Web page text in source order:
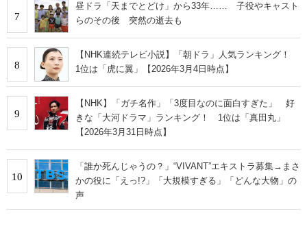
7
昼ドラ「天までとどけ」から33年…… 子役やキャスト
らのその後 突然の逝去も
8
【NHK連続テレビ小説】「朝ドラ」人気ランキング！
1位は「虎に翼」【2026年3月4日時点】
9
【NHK】「ガチ名作」「3度目なのに面白すぎた」 好
きな「大河ドラマ」ランキング！ 1位は「真田丸」
【2026年3月31日時点】
10
「誰か死んじゃうの？」“VIVANT”エキストラ募集→まさ
かの役に「えっ!?」「大規模すぎる」「どんな大物」の
声